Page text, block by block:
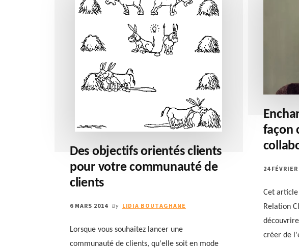
Des objectifs orientés clients
pour votre communauté de
clients
6 MARS 2014 By LIDIA BOUTAGHANE
Lorsque vous souhaitez lancer une
communauté de clients, qu'elle soit en mode
façon
24
Cet
Relation
créer de